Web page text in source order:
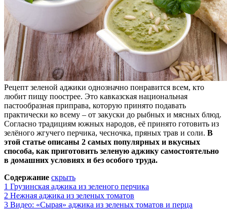
Рецепт зеленой аджики однозначно понравится всем, кто
любит пищу поострее. Это кавказская национальная
пастообразная приправа, которую принято подавать
практически ко всему – от закуски до рыбных и мясных блюд.
Согласно традициям южных народов, её принято готовить из
зелёного жгучего перчика, чесночка, пряных трав и соли. В
этой статье описаны 2 самых популярных и вкусных
способа, как приготовить зеленую аджику самостоятельно
в домашних условиях и без особого труда.
Содержание скрыть
1 Грузинская аджика из зеленого перчика
2 Нежная аджика из зеленых томатов
3 Видео: «Сырая» аджика из зеленых томатов и перца